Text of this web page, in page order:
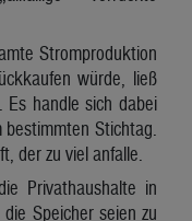
Stromproduktion
würde, ließ
Es handle sich dabei
Stichtag.
der zu viel anfalle.
Privathaushalte in
Speicher seien zu